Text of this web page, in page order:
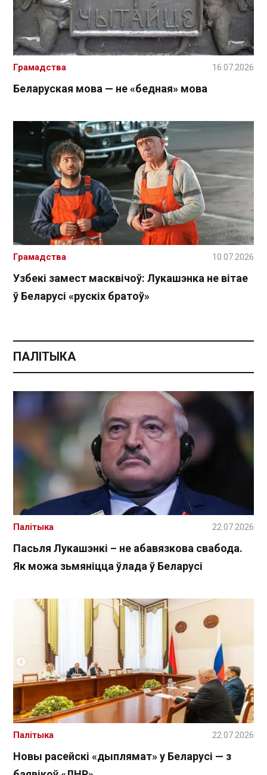
Беларуская мова — не «бедная» мова
Грамадства 16.07.2026
Узбекі замест масквічоў: Лукашэнка не вітае
ў Беларусі «рускіх братоў»
Грамадства 10.07.2026
ПАЛІТЫКА
Пасьля Лукашэнкі – не абавязкова свабода.
Як можа зьмяніцца ўлада ў Беларусі
Палітыка 22.07.2026
Новы расейскі «дыплямат» у Беларусі — з
Палітыка 22.07.2026